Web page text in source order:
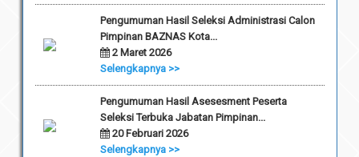
Pengumuman Hasil Seleksi Administrasi Calon
Pimpinan BAZNAS Kota...
2 Maret 2026
Selengkapnya >>
Pengumuman Hasil Asesesment Peserta
Seleksi Terbuka Jabatan Pimpinan...
20 Februari 2026
Selengkapnya >>